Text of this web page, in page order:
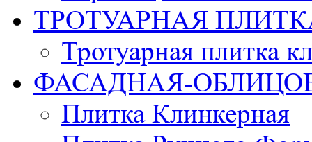
ТРОТУАРНАЯ
Тротуарная плитка
ФАСАДНАЯ-
Плитка Клинкерная